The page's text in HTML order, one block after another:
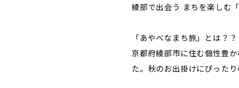
綾部で出会う まちを楽しむ
「あやべなまち旅」とは？？
京都府綾部市に住む個性豊
た。秋のお出掛けにぴった